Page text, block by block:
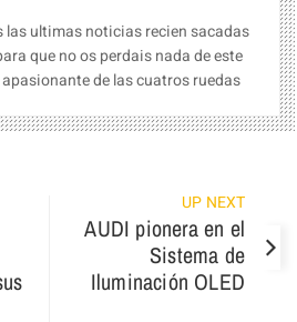
las ultimas noticias recien sacadas
que no os perdais nada de este
de las cuatros ruedas
UP NEXT
AUDI pionera en el
Sistema de
Iluminación OLED